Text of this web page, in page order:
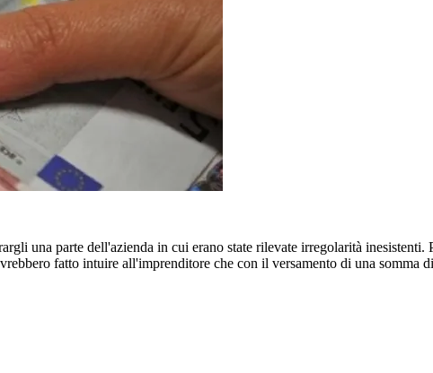
una parte dell'azienda in cui erano state rilevate irregolarità
fatto intuire all'imprenditore che con il versamento di una somma